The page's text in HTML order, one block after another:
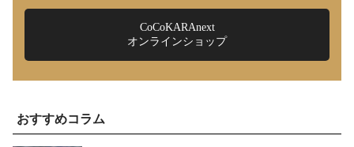
CoCoKARAnext
オンラインショップ
おすすめコラム